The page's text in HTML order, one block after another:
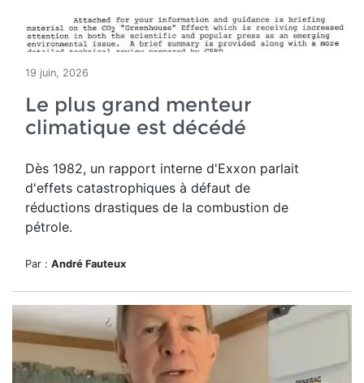
19 juin, 2026
Le plus grand menteur
climatique est décédé
Dès 1982, un rapport interne d'Exxon parlait
d'effets catastrophiques à défaut de
réductions drastiques de la combustion de
pétrole.
Par : André Fauteux